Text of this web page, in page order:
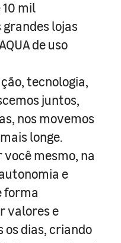
mil
grandes lojas
de uso
tecnologia,
juntos,
nos movemos
longe.
você mesmo, na
e
forma
valores e
dias, criando